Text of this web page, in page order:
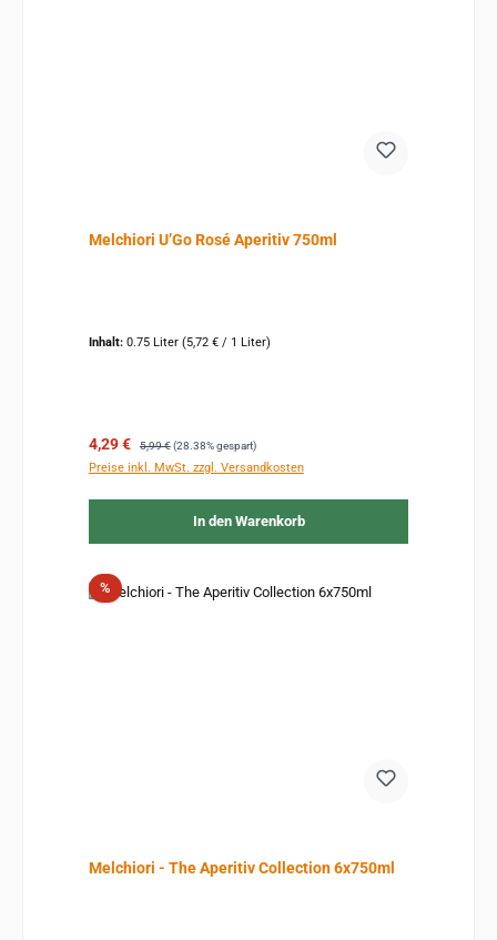
Melchiori U’Go Rosé Aperitiv 750ml
Inhalt: 0.75 Liter (5,72 € / 1 Liter)
Verkaufspreis:
4,29 € Regulärer Preis:
5,99 € (28.38% gespart)
Preise inkl. MwSt. zzgl. Versandkosten
In den Warenkorb
%Rabatt
Melchiori - The Aperitiv Collection 6x750ml